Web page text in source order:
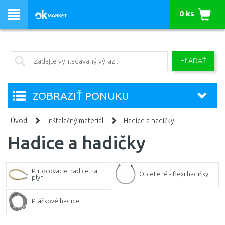
HĽADAŤ
0 ks
ZOBRAZIŤ PONUKU
Úvod Inštalačný materiál Hadice a hadičky
Hadice a hadičky
Pripojovacie hadice na
plyn
Opletené - flexi hadičky
Práčkové hadice